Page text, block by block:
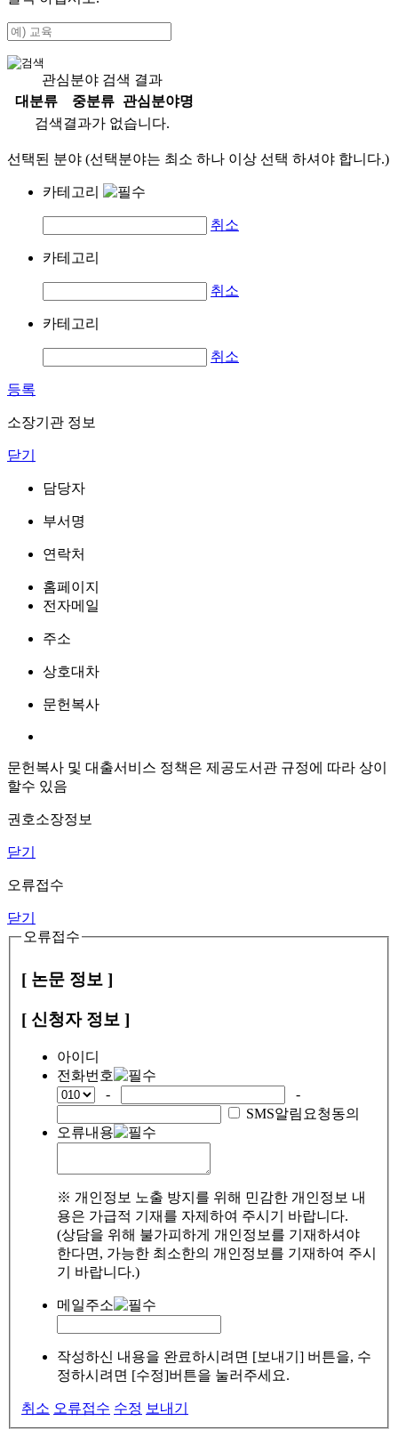
관심분야 검색 결과
대분류
중분류
관심분야명
검색결과가 없습니다.
선택된 분야 (선택분야는 최소 하나 이상 선택 하셔야 합니다.)
카테고리
취소
카테고리
취소
카테고리
취소
등록
소장기관 정보
닫기
담당자
부서명
연락처
홈페이지
전자메일
주소
상호대차
문헌복사
문헌복사 및 대출서비스 정책은 제공도서관 규정에 따라 상이
할수 있음
권호소장정보
닫기
오류접수
닫기
오류접수
[ 논문 정보 ]
[ 신청자 정보 ]
아이디
전화번호
-
-
SMS알림요청동의
오류내용
※ 개인정보 노출 방지를 위해 민감한 개인정보 내
용은 가급적 기재를 자제하여 주시기 바랍니다.
(상담을 위해 불가피하게 개인정보를 기재하셔야
한다면, 가능한 최소한의 개인정보를 기재하여 주시
기 바랍니다.)
메일주소
작성하신 내용을 완료하시려면 [보내기] 버튼을, 수
정하시려면 [수정]버튼을 눌러주세요.
취소 오류접수 수정 보내기